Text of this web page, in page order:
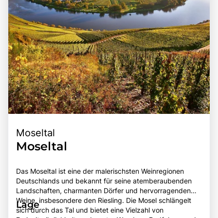
Moseltal
Moseltal
Das Moseltal ist eine der malerischsten Weinregionen
Deutschlands und bekannt für seine atemberaubenden
Landschaften, charmanten Dörfer und hervorragenden
Weine, insbesondere den Riesling. Die Mosel schlängelt
sich durch das Tal und bietet eine Vielzahl von
Lage